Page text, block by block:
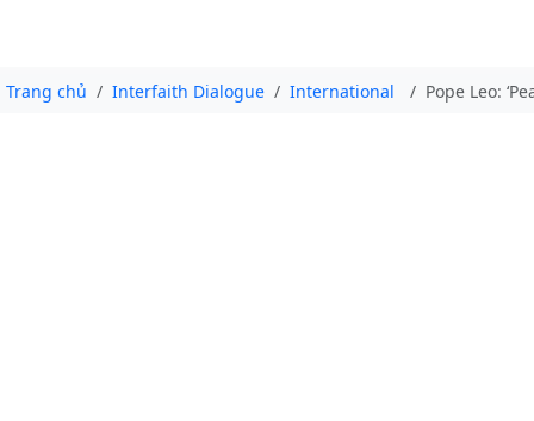
Trang chủ Interfaith Dialogue International Pope Leo: